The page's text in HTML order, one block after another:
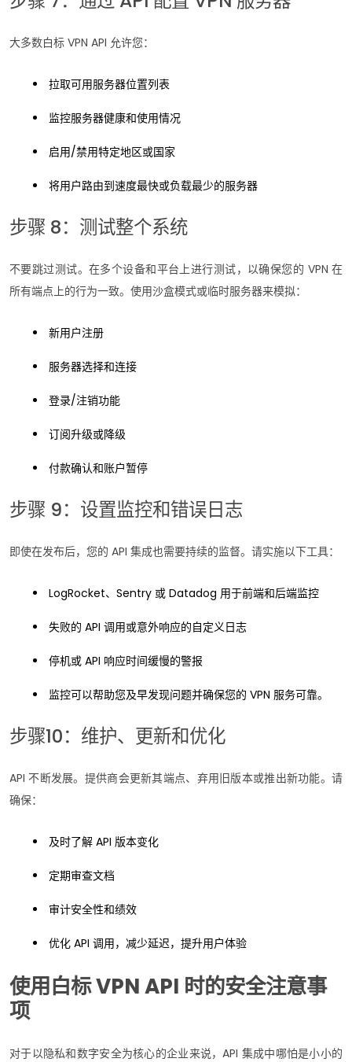
大多数白标 VPN API 允许您：
拉取可用服务器位置列表
监控服务器健康和使用情况
启用/禁用特定地区或国家
将用户路由到速度最快或负载最少的服务器
步骤 8：测试整个系统
不要跳过测试。在多个设备和平台上进行测试，以确保您的 VPN 在
所有端点上的行为一致。使用沙盒模式或临时服务器来模拟：
新用户注册
服务器选择和连接
登录/注销功能
订阅升级或降级
付款确认和账户暂停
步骤 9：设置监控和错误日志
即使在发布后，您的 API 集成也需要持续的监督。请实施以下工具：
LogRocket、Sentry 或 Datadog 用于前端和后端监控
失败的 API 调用或意外响应的自定义日志
停机或 API 响应时间缓慢的警报
监控可以帮助您及早发现问题并确保您的 VPN 服务可靠。
步骤10：维护、更新和优化
API 不断发展。提供商会更新其端点、弃用旧版本或推出新功能。请
确保：
及时了解 API 版本变化
定期审查文档
审计安全性和绩效
优化 API 调用，减少延迟，提升用户体验
使用白标 VPN API 时的安全注意事
项
对于以隐私和数字安全为核心的企业来说，API 集成中哪怕是小小的